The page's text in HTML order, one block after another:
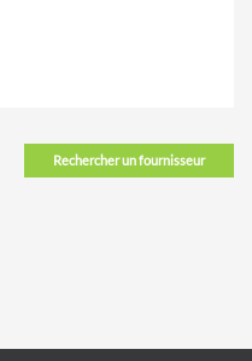
Rechercher un fournisseur